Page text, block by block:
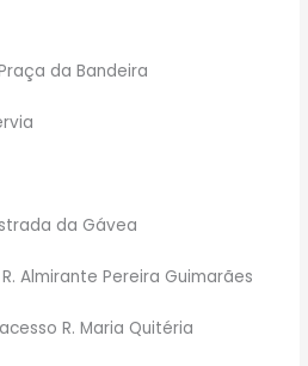
da Bandeira
da Gávea
Almirante Pereira Guimarães
R. Maria Quitéria